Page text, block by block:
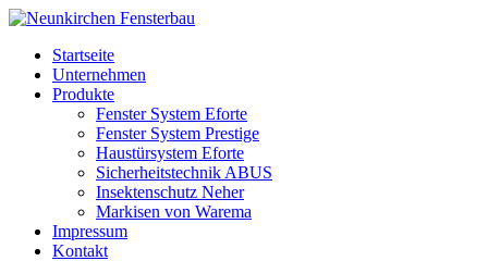
Startseite
Unternehmen
Produkte
Fenster System Eforte
Fenster System Prestige
Haustürsystem Eforte
Sicherheitstechnik ABUS
Insektenschutz Neher
Markisen von Warema
Impressum
Kontakt